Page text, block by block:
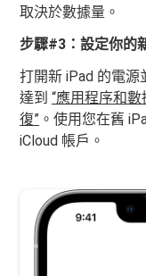
取決於數據量。
步驟#3：設定你的
打開新 iPad 的電源
達到“應用程序和數
復” 。使用您在舊
iCloud 帳戶。